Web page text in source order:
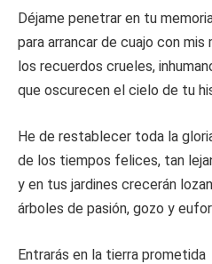
Déjame penetrar en tu
para arrancar de cuajo con mis
los recuerdos crueles,
que oscurecen el cielo de tu
He de restablecer toda la
de los tiempos felices, tan
y en tus jardines crecerán
árboles de pasión, gozo y
Entrarás en la tierra prometida